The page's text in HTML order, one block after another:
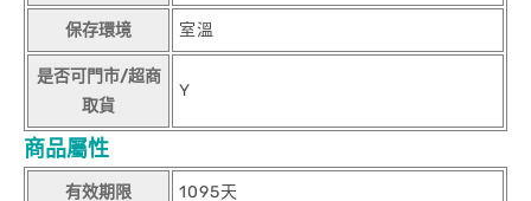
保存環境 室溫
是否可門市/超商
取貨
Y
商品屬性
有效期限 1095天